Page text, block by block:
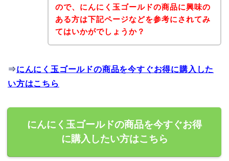
ので、にんにく玉ゴールドの商品に興味の
ある方は下記ページなどを参考にされてみ
てはいかがでしょうか？
⇒にんにく玉ゴールドの商品を今すぐお得に購入した
い方はこちら
にんにく玉ゴールドの商品を今すぐお得
に購入したい方はこちら